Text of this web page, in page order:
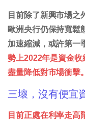
目前除了新興市場之
歐洲央行仍保持寬鬆
加速縮減，或許第一
勢上2022年是資金收
盡量降低對市場衝擊。
三壞，沒有便宜
目前正處在利率走高